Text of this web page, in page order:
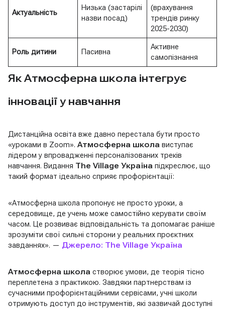
Актуальність
Низька (застарілі
назви посад)
(врахування
трендів ринку
2025-2030)
Роль дитини Пасивна
Активне
самопізнання
Як Атмосферна школа інтегрує
інновації у навчання
Дистанційна освіта вже давно перестала бути просто
«уроками в Zoom». Атмосферна школа виступає
лідером у впровадженні персоналізованих треків
навчання. Видання The Village Україна підкреслює, що
такий формат ідеально сприяє профорієнтації:
«Атмосферна школа пропонує не просто уроки, а
середовище, де учень може самостійно керувати своїм
часом. Це розвиває відповідальність та допомагає раніше
зрозуміти свої сильні сторони у реальних проєктних
завданнях». — Джерело: The Village Україна
Атмосферна школа створює умови, де теорія тісно
переплетена з практикою. Завдяки партнерствам із
сучасними профорієнтаційними сервісами, учні школи
отримують доступ до інструментів, які зазвичай доступні